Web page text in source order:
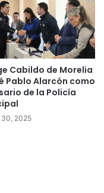
Cabildo de Morelia
Pablo Alarcón como
de la Policía
30, 2025